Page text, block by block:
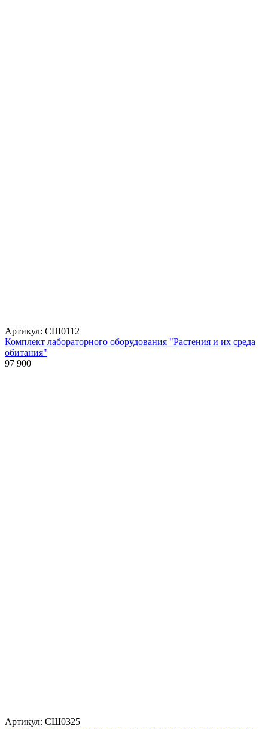
Артикул: СШ0112
Комплект лабораторного оборудования "Растения и их среда
обитания"
97 900
Артикул: СШ0325